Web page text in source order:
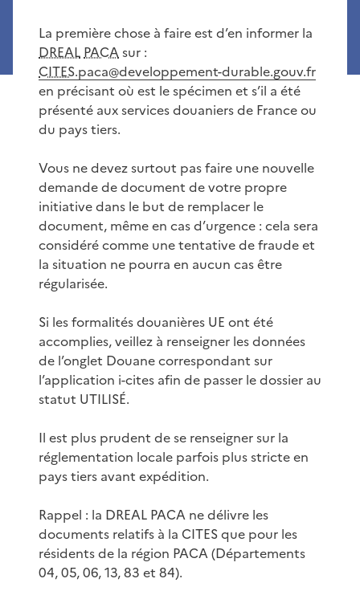
La première chose à faire est d’en informer la
DREAL PACAsur :
CITES.paca@developpement-durable.gouv.fr
en précisant où est le spécimen et s’il a été
présenté aux services douaniers de France ou
du pays tiers.
Vous ne devez surtout pas faire une nouvelle
demande de document de votre propre
initiative dans le but de remplacer le
document, même en cas d’urgence : cela sera
considéré comme une tentative de fraude et
la situation ne pourra en aucun cas être
régularisée.
Si les formalités douanières UE ont été
accomplies, veillez à renseigner les données
de l’onglet Douane correspondant sur
l’application i-cites afin de passer le dossier au
statut UTILISÉ.
Il est plus prudent de se renseigner sur la
réglementation locale parfois plus stricte en
pays tiers avant expédition.
Rappel : la DREAL PACA ne délivre les
documents relatifs à la CITES que pour les
résidents de la région PACA (Départements
04, 05, 06, 13, 83 et 84).